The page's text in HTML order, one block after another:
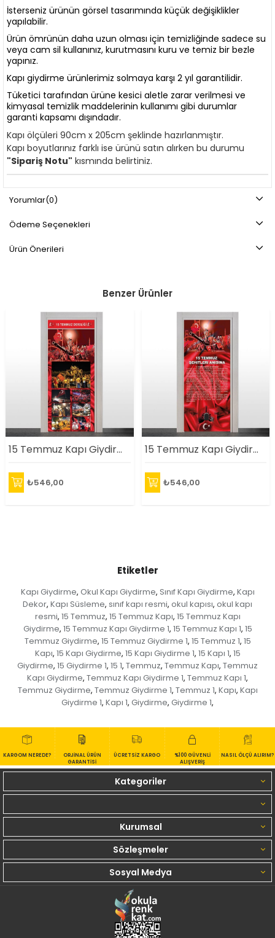
İsterseniz ürünün görsel tasarımında küçük değişiklikler
yapılabilir.
Ürün ömrünün daha uzun olması için temizliğinde sadece su
veya cam sil kullanınız, kurutmasını kuru ve temiz bir bezle
yapınız.
Kapı giydirme ürünlerimiz solmaya karşı 2 yıl garantilidir.
Tüketici tarafından ürüne kesici aletle zarar verilmesi ve
kimyasal temizlik maddelerinin kullanımı gibi durumlar
garanti kapsamı dışındadır.
Kapı ölçüleri 90cm x 205cm şeklinde hazırlanmıştır.
Kapı boyutlarınız farklı ise ürünü satın alırken bu durumu
"Sipariş Notu" kısmında belirtiniz.
Yorumlar(0)
Ödeme Seçenekleri
Ürün Önerileri
Benzer Ürünler
15 Temmuz Kapı Giydirme 2
₺546,00
15 Temmuz Kapı Giydirme 3
₺546,00
Etiketler
Kapı Giydirme, Okul Kapı Giydirme, Sınıf Kapı Giydirme, Kapı
Dekor, Kapı Süsleme, sınıf kapı resmi, okul kapısı, okul kapı
resmi, 15 Temmuz, 15 Temmuz Kapı, 15 Temmuz Kapı
Giydirme, 15 Temmuz Kapı Giydirme 1, 15 Temmuz Kapı 1, 15
Temmuz Giydirme, 15 Temmuz Giydirme 1, 15 Temmuz 1, 15
Kapı, 15 Kapı Giydirme, 15 Kapı Giydirme 1, 15 Kapı 1, 15
Giydirme, 15 Giydirme 1, 15 1, Temmuz, Temmuz Kapı, Temmuz
Kapı Giydirme, Temmuz Kapı Giydirme 1, Temmuz Kapı 1,
Temmuz Giydirme, Temmuz Giydirme 1, Temmuz 1, Kapı, Kapı
Giydirme 1, Kapı 1, Giydirme, Giydirme 1,
KARGOM NEREDE?
ORJİNAL ÜRÜN
GARANTİSİ
ÜCRETSİZ KARGO
%100 GÜVENLİ
ALIŞVERİŞ
NASIL ÖLÇÜ ALIRIM?
Kategoriler
Kurumsal
Sözleşmeler
Sosyal Medya